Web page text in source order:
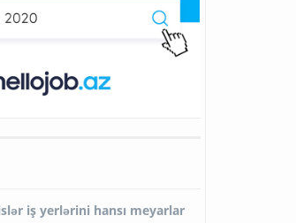
iş yerlərini hansı meyarlar